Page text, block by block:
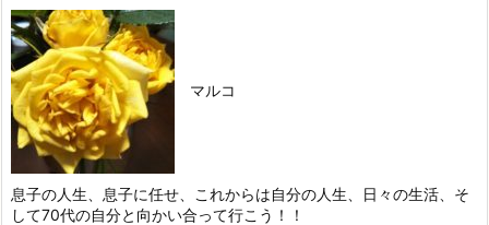
マルコ
息子の人生、息子に任せ、これからは自分の人生、日々の生活、そ
して70代の自分と向かい合って行こう！！